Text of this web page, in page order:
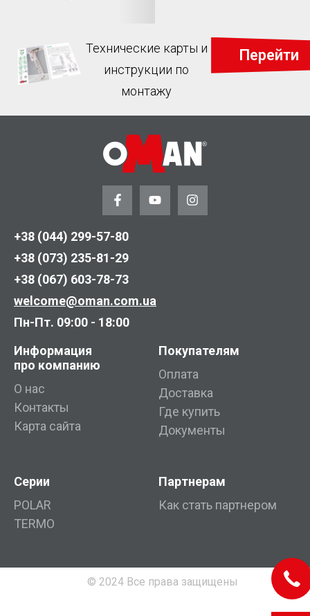
Технические карты и
инструкции по
монтажу
Перейти
+38 (044) 299-57-80
+38 (073) 235-81-29
+38 (067) 603-78-73
welcome@oman.com.ua
Пн-Пт. 09:00 - 18:00
Информация
про компанию
О нас
Контакты
Карта сайта
Покупателям
Оплата
Доставка
Где купить
Документы
Серии
POLAR
TERMO
Партнерам
Как стать партнером
© 2024 Все права защищены